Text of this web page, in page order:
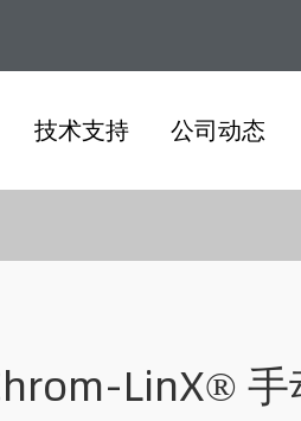
技术支持 公司动态
LinX® 手